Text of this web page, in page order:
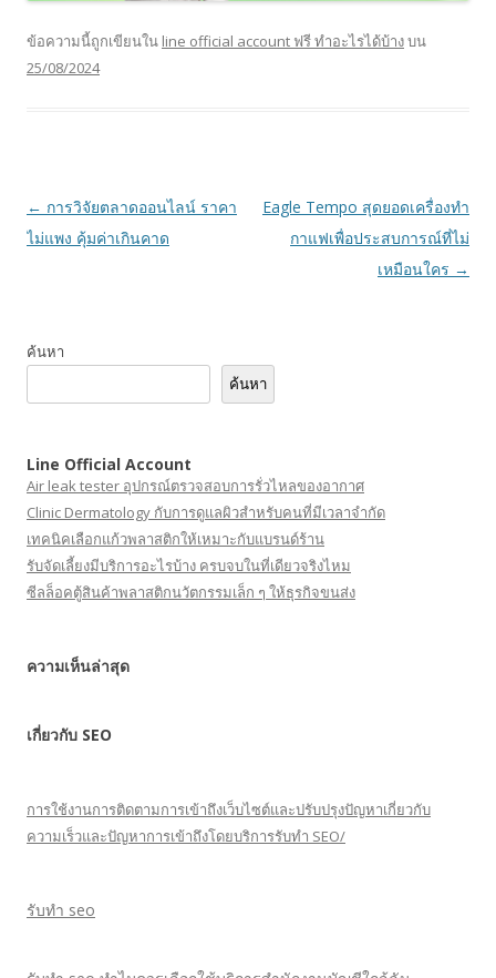
ข้อความนี้ถูกเขียนใน line official account ฟรี ทําอะไรได้บ้างบน
25/08/2024
เมนู
นำทาง
← การวิจัยตลาดออนไลน์ ราคา
ไม่แพง คุ้มค่าเกินคาด
Eagle Tempo สุดยอดเครื่องทำ
กาแฟเพื่อประสบการณ์ที่ไม่
เหมือนใคร →
ค้นหา
ค้นหา
Line Official Account
Air leak tester อุปกรณ์ตรวจสอบการรั่วไหลของอากาศ
Clinic Dermatology กับการดูแลผิวสำหรับคนที่มีเวลาจำกัด
เทคนิคเลือกแก้วพลาสติกให้เหมาะกับแบรนด์ร้าน
รับจัดเลี้ยงมีบริการอะไรบ้าง ครบจบในที่เดียวจริงไหม
ซีลล็อคตู้สินค้าพลาสติกนวัตกรรมเล็ก ๆ ให้ธุรกิจขนส่ง
ความเห็นล่าสุด
เกี่ยวกับ SEO
การใช้งานการติดตามการเข้าถึงเว็บไซต์และปรับปรุงปัญหาเกี่ยวกับ
ความเร็วและปัญหาการเข้าถึงโดยบริการรับทำ SEO/
รับทำ seo